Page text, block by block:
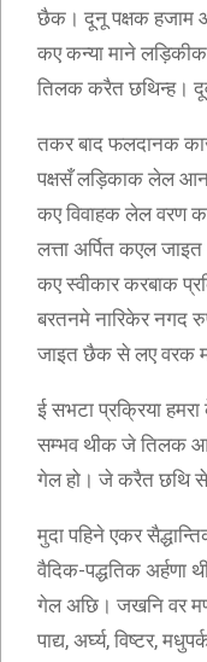
छैक। दूनू पक्षक हजाम
कए कन्या माने
तिलक करैत छथिन्ह।
तकर बाद फलदानक
पक्षसँ लड़िकाक लेल
कए विवाहक लेल वरण
लत्ता अर्पित कएल
कए स्वीकार करबाक
बरतनमे नारिकेर नगद
जाइत छैक से लए वरक
ई सभटा प्रक्रिया
सम्भव थीक जे तिलक आ
गेल हो। जे करैत छथि
मुदा पहिने एकर
वैदिक-पद्धतिक अर्हणा
गेल अछि। जखनि वर
पाद्य, अर्घ्य, विष्टर,